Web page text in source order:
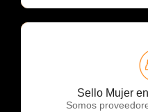
Sello Mujer
Somos
OTP